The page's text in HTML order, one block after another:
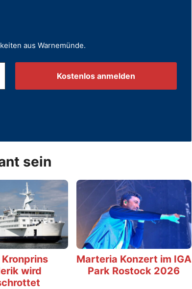
aus Warnemünde.
sein
Kronprins
wird
Marteria Konzert im IGA
Park Rostock 2026